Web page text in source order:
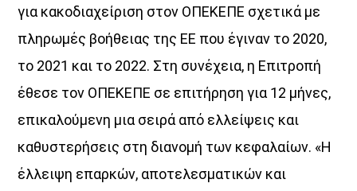
για κακοδιαχείριση στον ΟΠΕΚΕΠΕ σχετικά µε
πληρωµές βοήθειας της ΕΕ που έγιναν το 2020,
το 2021 και το 2022. Στη συνέχεια, η Επιτροπή
έθεσε τον ΟΠΕΚΕΠΕ σε επιτήρηση για 12 µήνες,
επικαλούµενη µια σειρά από ελλείψεις και
καθυστερήσεις στη διανοµή των κεφαλαίων. «Η
έλλειψη επαρκών, αποτελεσµατικών και